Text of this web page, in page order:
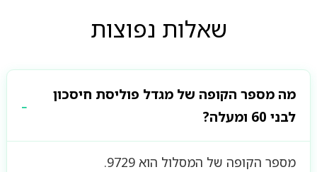
שאלות נפוצות
מה מספר הקופה של מגדל פוליסת חיסכון
לבני 60 ומעלה?
מספר הקופה של המסלול הוא 9729.